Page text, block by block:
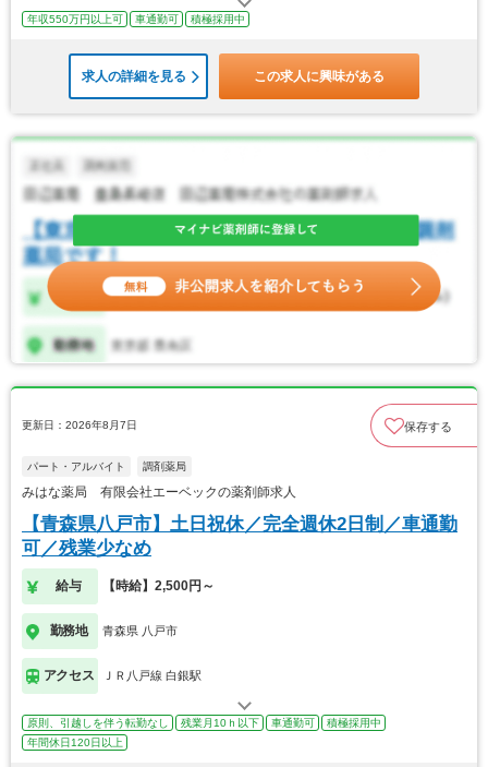
年収550万円以上可 車通勤可 積極採用中
求人の詳細を見る この求人に興味がある
更新日：2026年8月7日 保存する
パート・アルバイト 調剤薬局
みはな薬局 有限会社エーベックの薬剤師求人
【青森県八戸市】土日祝休／完全週休2日制／車通勤
可／残業少なめ
給与 【時給】2,500円～
勤務地 青森県 八戸市
アクセス ＪＲ八戸線 白銀駅
原則、引越しを伴う転勤なし 残業月10ｈ以下 車通勤可
積極採用中
年間休日120日以上